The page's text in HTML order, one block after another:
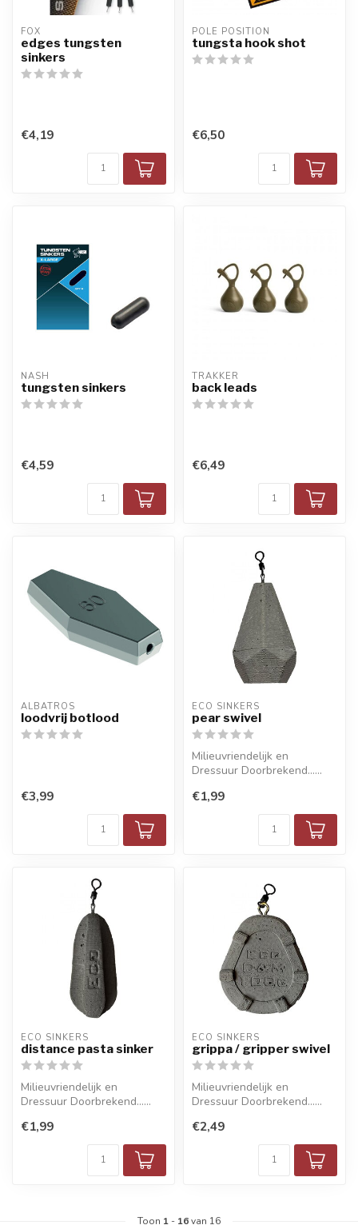
FOX
edges tungsten
sinkers
€4,19
POLE POSITION
tungsta hook shot
€6,50
NASH
tungsten sinkers
€4,59
TRAKKER
back leads
€6,49
ALBATROS
loodvrij botlood
€3,99
ECO SINKERS
pear swivel
Milieuvriendelijk en
Dressuur Doorbrekend......
€1,99
ECO SINKERS
distance pasta sinker
Milieuvriendelijk en
Dressuur Doorbrekend......
€1,99
ECO SINKERS
grippa / gripper swivel
Milieuvriendelijk en
Dressuur Doorbrekend......
€2,49
Toon 1 - 16van 16